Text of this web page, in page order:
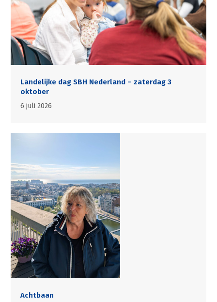
Landelijke dag SBH Nederland – zaterdag 3
oktober
6 juli 2026
Achtbaan